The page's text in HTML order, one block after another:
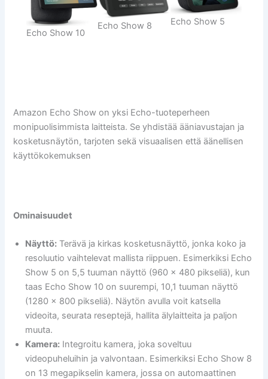
Echo Show 10
Echo Show 8 Echo Show 5
Amazon Echo Show on yksi Echo-tuoteperheen
monipuolisimmista laitteista. Se yhdistää ääniavustajan ja
kosketusnäytön, tarjoten sekä visuaalisen että äänellisen
käyttökokemuksen
Ominaisuudet
Näyttö: Terävä ja kirkas kosketusnäyttö, jonka koko ja
resoluutio vaihtelevat mallista riippuen. Esimerkiksi Echo
Show 5 on 5,5 tuuman näyttö (960 x 480 pikseliä), kun
taas Echo Show 10 on suurempi, 10,1 tuuman näyttö
(1280 x 800 pikseliä). Näytön avulla voit katsella
videoita, seurata reseptejä, hallita älylaitteita ja paljon
muuta.
Kamera: Integroitu kamera, joka soveltuu
videopuheluihin ja valvontaan. Esimerkiksi Echo Show 8
on 13 megapikselin kamera, jossa on automaattinen